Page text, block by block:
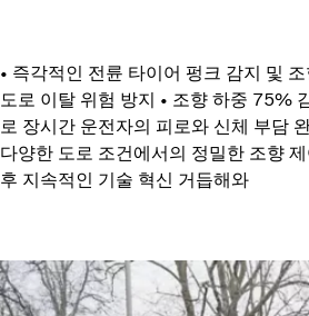
• 즉각적인 전륜 타이어 펑크 감지 및
도로 이탈 위험 방지 • 조향 하중 75%
로 장시간 운전자의 피로와 신체 부담
다양한 도로 조건에서의 정밀한 조향
후 지속적인 기술 혁신 거듭해와